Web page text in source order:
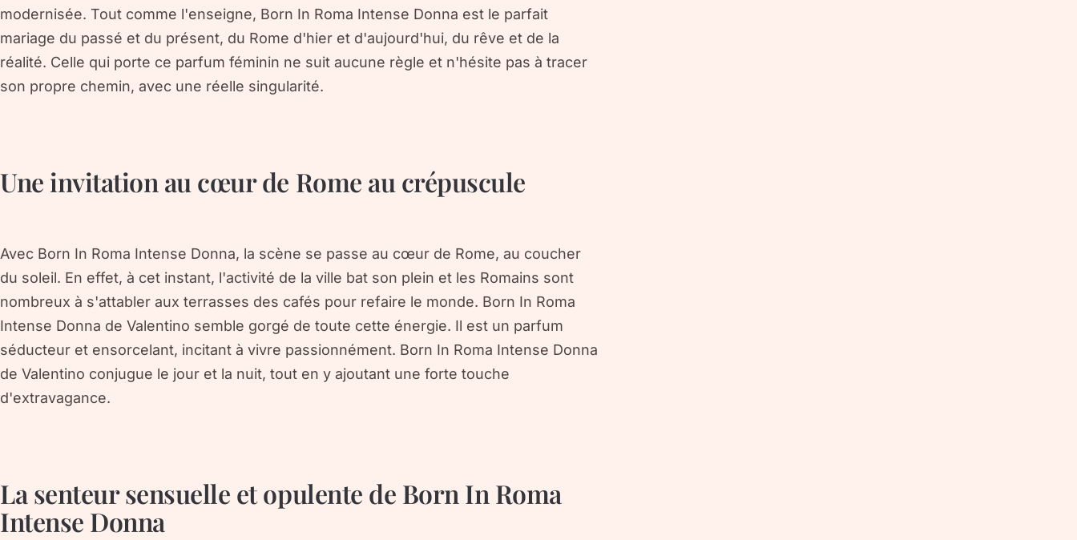
modernisée. Tout comme l'enseigne, Born In Roma Intense Donna est le parfait
mariage du passé et du présent, du Rome d'hier et d'aujourd'hui, du rêve et de la
réalité. Celle qui porte ce parfum féminin ne suit aucune règle et n'hésite pas à tracer
son propre chemin, avec une réelle singularité.
Une invitation au cœur de Rome au crépuscule
Avec Born In Roma Intense Donna, la scène se passe au cœur de Rome, au coucher
du soleil. En effet, à cet instant, l'activité de la ville bat son plein et les Romains sont
nombreux à s'attabler aux terrasses des cafés pour refaire le monde. Born In Roma
Intense Donna de Valentino semble gorgé de toute cette énergie. Il est un parfum
séducteur et ensorcelant, incitant à vivre passionnément. Born In Roma Intense Donna
de Valentino conjugue le jour et la nuit, tout en y ajoutant une forte touche
d'extravagance.
La senteur sensuelle et opulente de Born In Roma
Intense Donna